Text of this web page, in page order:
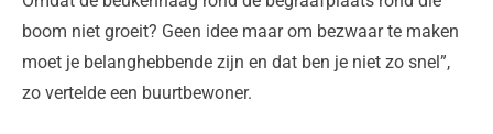
boom niet groeit? Geen idee maar om bezwaar te maken
moet je belanghebbende zijn en dat ben je niet zo snel”,
zo vertelde een buurtbewoner.